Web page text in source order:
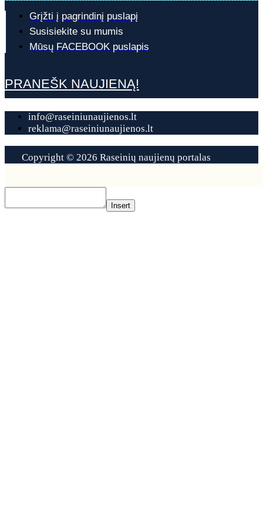
Grįžti į pagrindinį puslapį
Susisiekite su mumis
Mūsų FACEBOOK puslapis
PRANEŠK NAUJIENĄ!
info@raseiniunaujienos.lt
reklama@raseiniunaujienos.lt
Copyright © 2026 Raseinių naujienų portalas
Contact
Insert